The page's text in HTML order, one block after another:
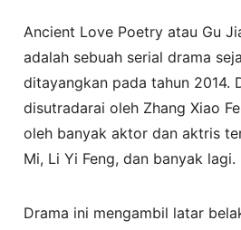
Ancient Love Poetry atau Gu
adalah sebuah serial drama
ditayangkan pada tahun 2014.
disutradarai oleh Zhang Xiao
oleh banyak aktor dan aktris
Mi, Li Yi Feng, dan banyak lagi.
Drama ini mengambil latar